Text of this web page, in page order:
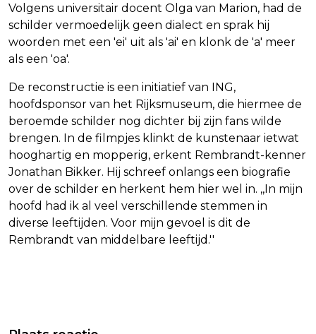
Volgens universitair docent Olga van Marion, had de
schilder vermoedelijk geen dialect en sprak hij
woorden met een 'ei' uit als 'ai' en klonk de 'a' meer
als een 'oa'.
De reconstructie is een initiatief van ING,
hoofdsponsor van het Rijksmuseum, die hiermee de
beroemde schilder nog dichter bij zijn fans wilde
brengen. In de filmpjes klinkt de kunstenaar ietwat
hooghartig en mopperig, erkent Rembrandt-kenner
Jonathan Bikker. Hij schreef onlangs een biografie
over de schilder en herkent hem hier wel in. ,,In mijn
hoofd had ik al veel verschillende stemmen in
diverse leeftijden. Voor mijn gevoel is dit de
Rembrandt van middelbare leeftijd.''